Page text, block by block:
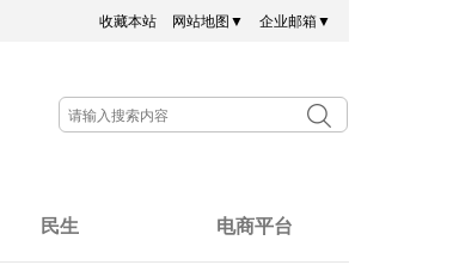
收藏本站 网站地图▼ 企业邮箱▼
民生 电商平台